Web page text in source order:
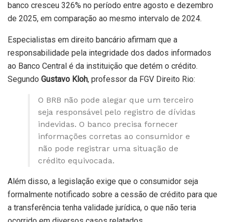
banco cresceu 326% no período entre agosto e dezembro
de 2025, em comparação ao mesmo intervalo de 2024.
Especialistas em direito bancário afirmam que a
responsabilidade pela integridade dos dados informados
ao Banco Central é da instituição que detém o crédito.
Segundo Gustavo Kloh, professor da FGV Direito Rio:
O BRB não pode alegar que um terceiro
seja responsável pelo registro de dívidas
indevidas. O banco precisa fornecer
informações corretas ao consumidor e
não pode registrar uma situação de
crédito equivocada.
Além disso, a legislação exige que o consumidor seja
formalmente notificado sobre a cessão de crédito para que
a transferência tenha validade jurídica, o que não teria